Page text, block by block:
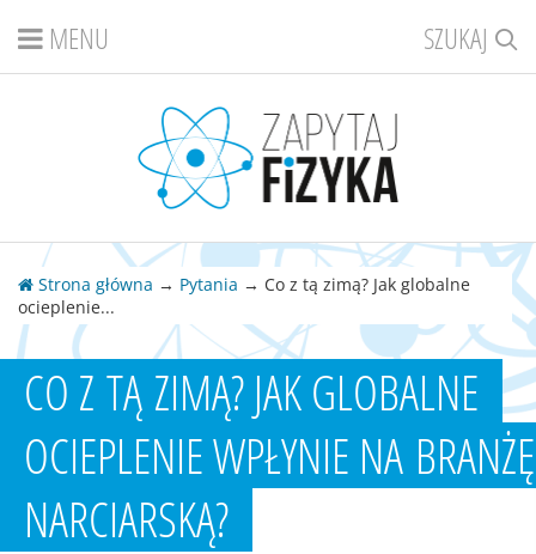
SZUKAJ
MENU
Strona główna → Pytania → Co z tą zimą? Jak globalne
ocieplenie...
CO Z TĄ ZIMĄ? JAK GLOBALNE
OCIEPLENIE WPŁYNIE NA BRANŻĘ
NARCIARSKĄ?